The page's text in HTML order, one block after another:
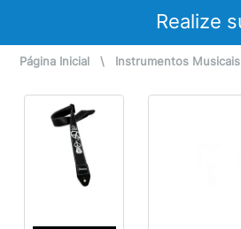
Realize
Página Inicial \ Instrumentos Musicais